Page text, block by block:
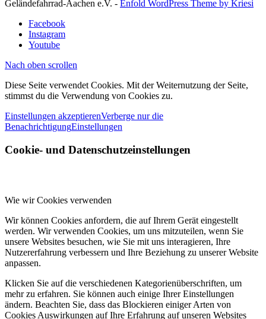
Geländefahrrad-Aachen e.V. - Enfold WordPress Theme by Kriesi
Facebook
Instagram
Youtube
Nach oben scrollen
Diese Seite verwendet Cookies. Mit der Weiternutzung der Seite,
stimmst du die Verwendung von Cookies zu.
Einstellungen akzeptierenVerberge nur die
BenachrichtigungEinstellungen
Cookie- und Datenschutzeinstellungen
Wie wir Cookies verwenden
Wir können Cookies anfordern, die auf Ihrem Gerät eingestellt
werden. Wir verwenden Cookies, um uns mitzuteilen, wenn Sie
unsere Websites besuchen, wie Sie mit uns interagieren, Ihre
Nutzererfahrung verbessern und Ihre Beziehung zu unserer Website
anpassen.
Klicken Sie auf die verschiedenen Kategorienüberschriften, um
mehr zu erfahren. Sie können auch einige Ihrer Einstellungen
ändern. Beachten Sie, dass das Blockieren einiger Arten von
Cookies Auswirkungen auf Ihre Erfahrung auf unseren Websites